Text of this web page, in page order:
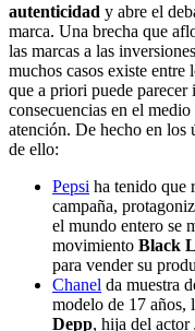
autenticidad y abre el
marca. Una brecha que
las marcas a las
muchos casos existe
que a priori puede parecer
consecuencias en el
atención. De hecho en los
de ello:
Pepsi ha tenido que
campaña,
el mundo entero se
movimiento Black
para vender su
Chanel da muestra
modelo de 17 años,
Depp, hija del actor